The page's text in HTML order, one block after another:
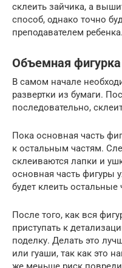
склеить зайчика, а
способ, однако точно
преподавателем ребенка.
Объемная фигурка
В самом начале
развертки из бумаги.
последовательно,
Пока основная часть
к остальным частям.
склеиваются лапки и
основная часть фигуры
будет клеить остальные
После того, как вся
приступать к
поделку. Делать это
или гуаши, так как это